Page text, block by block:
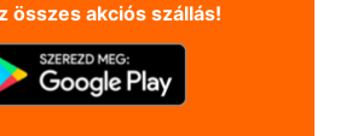
összes akciós szállás!